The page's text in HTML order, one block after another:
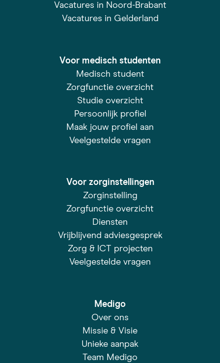
Vacatures in Noord-Brabant
Vacatures in Gelderland
Voor medisch studenten
Medisch student
Zorgfunctie overzicht
Studie overzicht
Persoonlijk profiel
Maak jouw profiel aan
Veelgestelde vragen
Voor zorginstellingen
Zorginstelling
Zorgfunctie overzicht
Diensten
Vrijblijvend adviesgesprek
Zorg & ICT projecten
Veelgestelde vragen
Medigo
Over ons
Missie & Visie
Unieke aanpak
Team Medigo